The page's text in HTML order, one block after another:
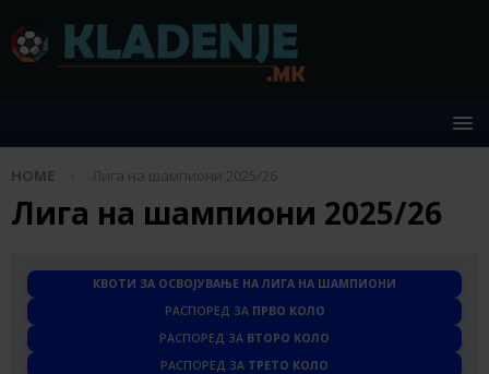
HOME Лига на шампиони 2025/26
Лига на шампиони 2025/26
КВОТИ ЗА ОСВОЈУВАЊЕ НА ЛИГА НА ШАМПИОНИ
РАСПОРЕД ЗА ПРВО КОЛО
РАСПОРЕД ЗА ВТОРО КОЛО
РАСПОРЕД ЗА ТРЕТО КОЛО